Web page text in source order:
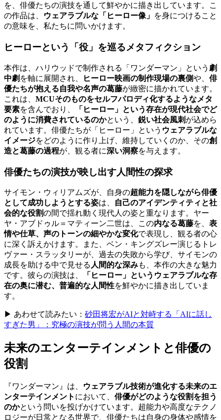
を、俳優たちの演技を通して鮮やかに描き出しています。こ
の作品は、
ウェアラブルな「ヒーロー像」 を身につけること
の意味を、私たちに問いかけます。
ヒーローという「役」を巡るメタフィクション
本作は、ハリウッドで制作される「ワンダーマン」という 劇
中劇 を軸に展開され、 ヒーロー映画の制作現場の裏側や、 俳
優たちが抱える自我や名声の葛藤が緻密に描かれています。
これは、 MCUそのものをセルフパロディ化するようなメタ
要素を含んでおり、
「ヒーロー」という存在が現代社会でど
のように消費されているのかという、 鋭い社会風刺 が込めら
れています。俳優たちが「ヒーロー」という ウェアラブルな
イメージをどのように作り上げ、維持していくのか、その創
造と葛藤の過程が、観る者に深い洞察を与えます。
俳優たちの演技が映し出す人間性の探求
サイモン・ウィリアムズが、自身の超能力を隠しながら俳優
として成功しようとする姿は、
自己のアイデンティティと社
会的な役割の間で揺れ動く現代人の姿と重なります。ヤー
ヤ・アブドゥル＝マティーン二世は、この内なる葛藤を、 表
情や仕草、声のトーンの細やかな変化で表現し、観る者の心
に深く訴えかけます。また、ベン・キングズレー演じるトレ
ヴァー・スラッタリーが、過去の失敗から学び、サイモンの
成長を助ける中で見せる 人間的な深みも、本作の大きな魅力
です。彼らの演技は、
「ヒーロー」というウェアラブルな存
在の奥に潜む、普遍的な人間性を鮮やかに描き出していま
す。
▶ あわせて読みたい： 砂田将宏がAIと対峙する「AIに話し
すぎた男」：究極の演技が問う人間の本質
未来のエンターテインメントと俳優の
役割
『ワンダーマン』は、
ウェアラブル技術が進化する未来のエ
ンターテインメント において、 俳優がどのような役割を担う
のかという問いを投げかけています。超能力や高度なテクノ
ロジーが日常となる世界で、俳優たちは自身の身体や感情を